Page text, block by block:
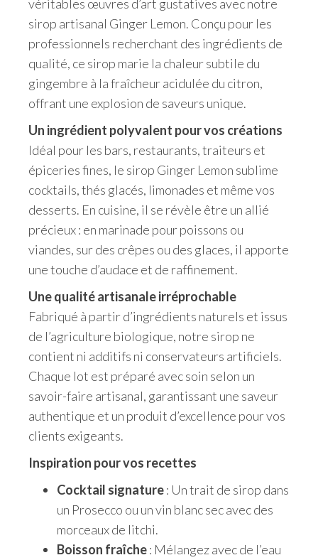
véritables œuvres d’art gustatives avec notre
sirop artisanal Ginger Lemon. Conçu pour les
professionnels recherchant des ingrédients de
qualité, ce sirop marie la chaleur subtile du
gingembre à la fraîcheur acidulée du citron,
offrant une explosion de saveurs unique.
Un ingrédient polyvalent pour vos créations
Idéal pour les bars, restaurants, traiteurs et
épiceries fines, le sirop Ginger Lemon sublime
cocktails, thés glacés, limonades et même vos
desserts. En cuisine, il se révèle être un allié
précieux : en marinade pour poissons ou
viandes, sur des crêpes ou des glaces, il apporte
une touche d’audace et de raffinement.
Une qualité artisanale irréprochable
Fabriqué à partir d’ingrédients naturels et issus
de l’agriculture biologique, notre sirop ne
contient ni additifs ni conservateurs artificiels.
Chaque lot est préparé avec soin selon un
savoir-faire artisanal, garantissant une saveur
authentique et un produit d’excellence pour vos
clients exigeants.
Inspiration pour vos recettes
Cocktail signature: Un trait de sirop dans
un Prosecco ou un vin blanc sec avec des
morceaux de litchi.
Boisson fraîche: Mélangez avec de l’eau